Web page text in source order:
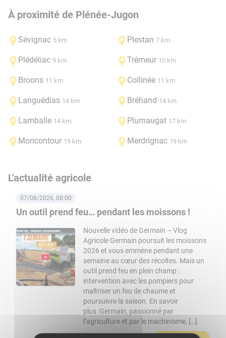
À proximité de Plénée-Jugon
Sévignac 5 km Plestan 7 km
Plédéliac 9 km Trémeur 10 km
Broons 11 km Collinée 11 km
Languédias 14 km Bréhand 14 km
Lamballe 14 km Plumaugat 17 km
Moncontour 19 km Merdrignac 19 km
L'actualité agricole
Un outil prend feu… pendant les moissons !
07/08/2026, 08:00
Nouvelle vidéo de Germain – Vlog
Agricole Germain poursuit les moissons
2026 et vous emmène pendant une
semaine au cœur des récoltes. Mais un
outil prend feu en plein champ :
intervention avec les pompiers pour
maîtriser un feu de chaume et
poursuivre la saison. En savoir
plus :Germain, passionné par
l’agriculture et par le machinisme, […]